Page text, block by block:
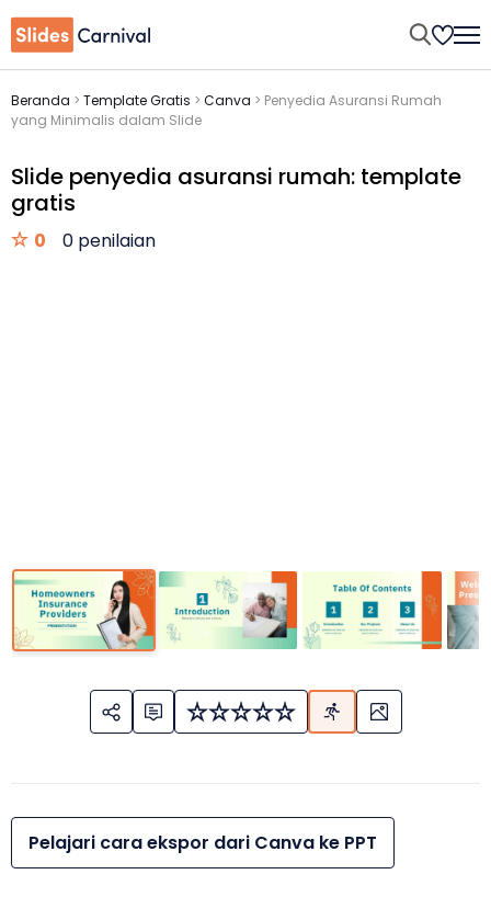
Beranda > Template Gratis > Canva > Penyedia Asuransi Rumah
yang Minimalis dalam Slide
Slide penyedia asuransi rumah: template
gratis
0 0 penilaian
Pelajari cara ekspor dari Canva ke PPT